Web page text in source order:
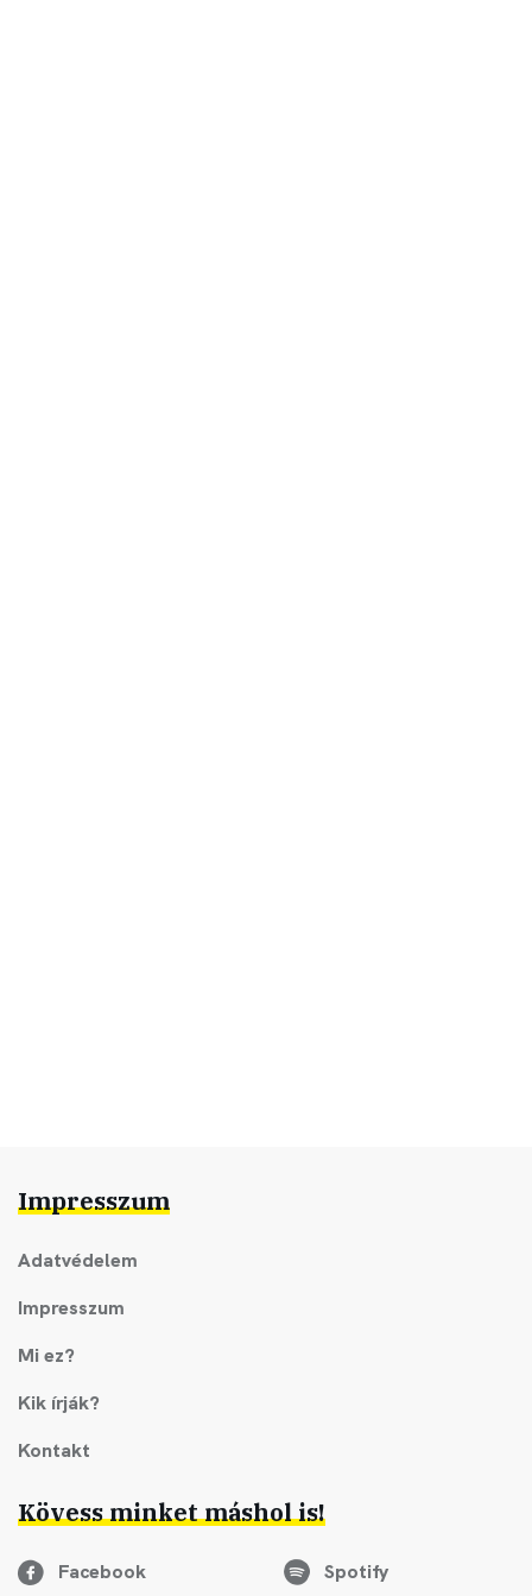
Impresszum
Adatvédelem
Impresszum
Mi ez?
Kik írják?
Kontakt
Kövess minket máshol is!
Facebook Spotify